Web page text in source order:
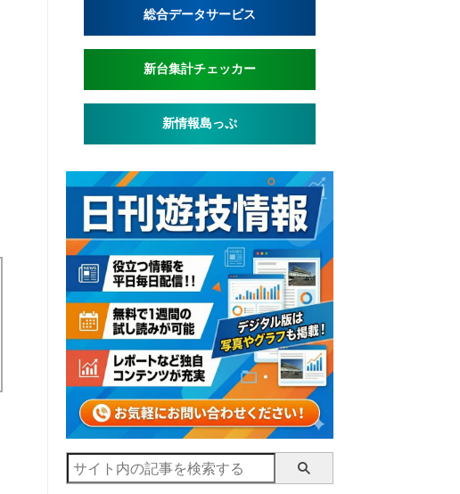
総合データサービス
新台集計チェッカー
新情報島っぷ